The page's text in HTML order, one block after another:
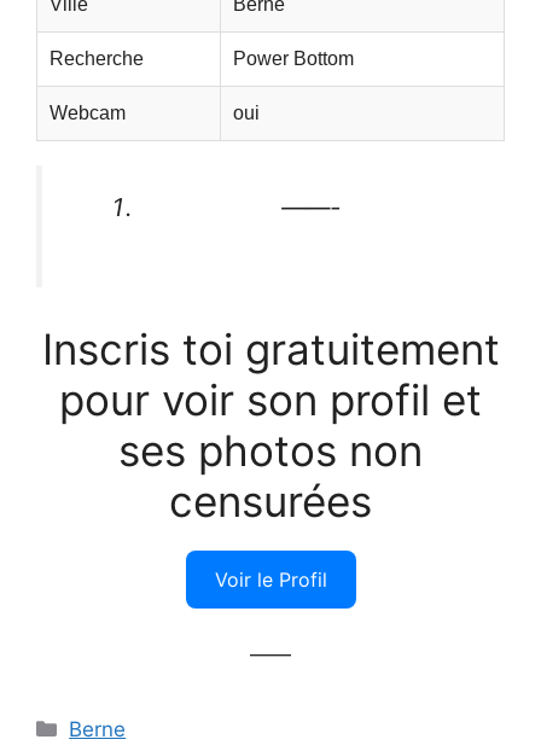
Ville Berne
Recherche Power Bottom
Webcam oui
——-
Inscris toi gratuitement
pour voir son profil et
ses photos non
censurées
Voir le Profil
——
Catégories
Berne